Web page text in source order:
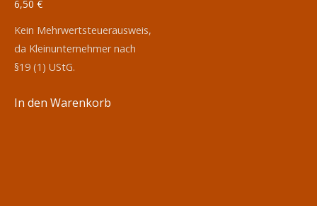
6,50 €
Kein Mehrwertsteuerausweis,
da Kleinunternehmer nach
§19 (1) UStG.
In den Warenkorb